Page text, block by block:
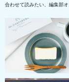
合わせて読みたい、編集部